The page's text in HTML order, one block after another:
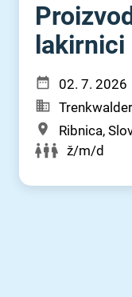
lakirnici
02. 7. 2026
Ribnica,
ž/m/d